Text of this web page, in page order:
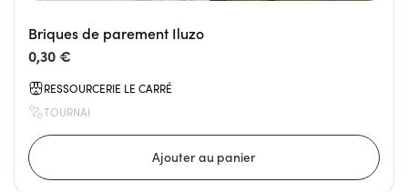
Briques de parement Iluzo
0,30 €
RESSOURCERIE LE CARRÉ
TOURNAI